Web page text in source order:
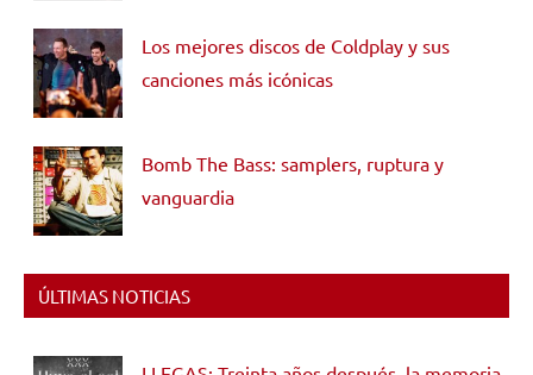
Los mejores discos de Coldplay y sus
canciones más icónicas
Bomb The Bass: samplers, ruptura y
vanguardia
ÚLTIMAS NOTICIAS